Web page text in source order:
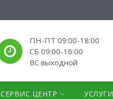
ПН-ПТ 09:00-18:00
СБ 09:00-16:00
ВС выходной
СЕРВИС ЦЕНТР УСЛУГИ